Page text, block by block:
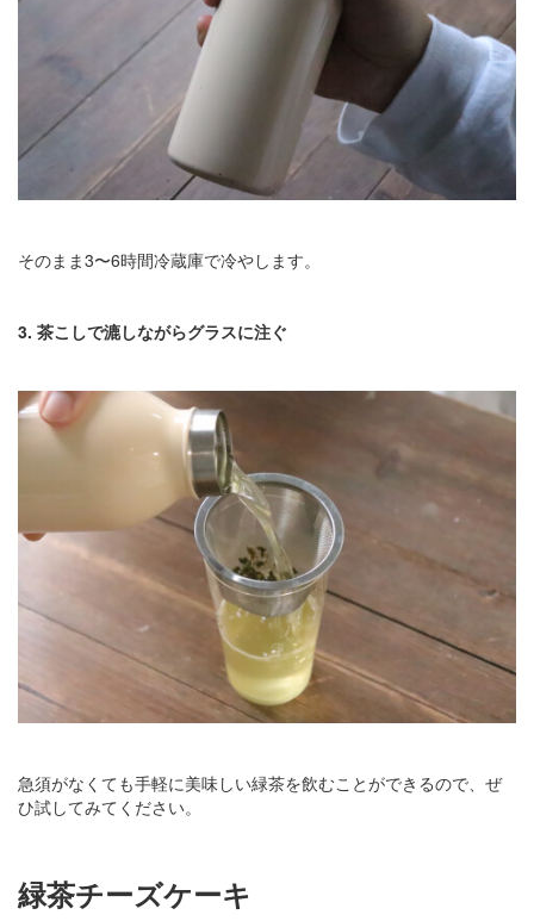
そのまま3〜6時間冷蔵庫で冷やします。
3. 茶こしで漉しながらグラスに注ぐ
急須がなくても手軽に美味しい緑茶を飲むことができるので、ぜ
ひ試してみてください。
緑茶チーズケーキ